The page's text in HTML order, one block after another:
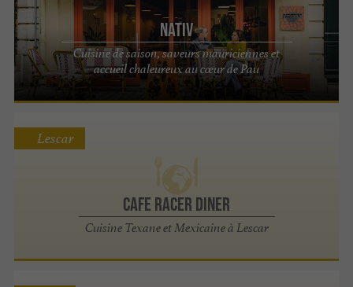
Nativ
Cuisine de saison, saveurs mauriciennes et
accueil chaleureux au cœur de Pau
Cafe Racer Diner
Cuisine Texane et Mexicaine à Lescar
Lescar